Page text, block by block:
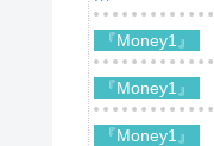
『Money1』
『Money1』
『Money1』